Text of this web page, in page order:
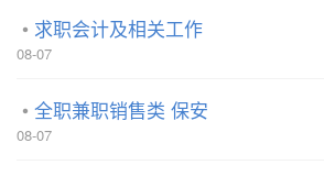
求职会计及相关工作
08-07
全职兼职销售类 保安
08-07